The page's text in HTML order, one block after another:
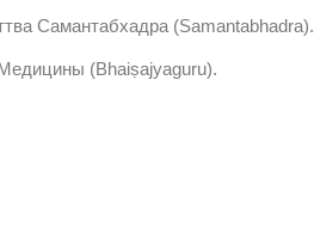
Самантабхадра (Samantabhadra).
(Bhaiṣajyaguru).